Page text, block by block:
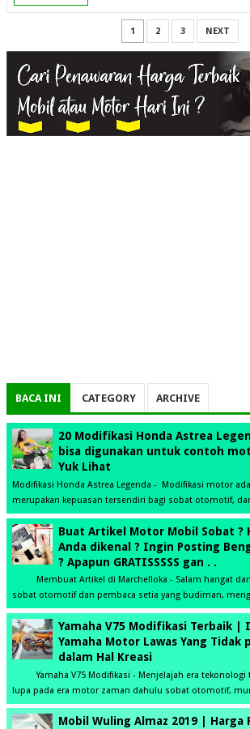
1 2 3 NEXT
BACA INI CATEGORY ARCHIVE
20 Modifikasi Honda Astrea
bisa digunakan untuk contoh
Yuk Lihat
Modifikasi Honda Astrea Legenda - Modifikasi motor
merupakan kepuasan tersendiri bagi sobat otomotif,
Buat Artikel Motor Mobil Sobat ?
Anda dikenal ? Ingin Posting
? Apapun GRATISSSSS gan . .
Membuat Artikel di Marchelloka - Salam hangat
sobat otomotif dan pembaca setia yang budiman,
Yamaha V75 Modifikasi Terbaik |
Yamaha Motor Lawas Yang Tidak
dalam Hal Kreasi
Yamaha V75 Modifikasi - Menjelajah era tekonologi
lupa pada era motor zaman dahulu sobat otomotif,
Mobil Wuling Almaz 2019 | Harga